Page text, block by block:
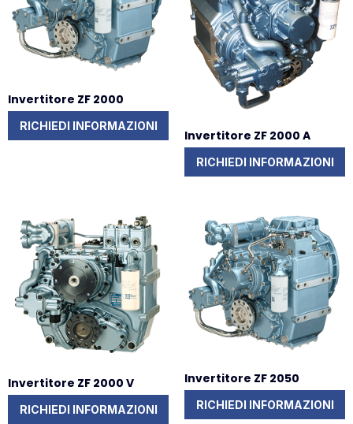
Invertitore ZF 2000
RICHIEDI INFORMAZIONI
Invertitore ZF 2000 A
RICHIEDI INFORMAZIONI
Invertitore ZF 2000 V
RICHIEDI INFORMAZIONI
Invertitore ZF 2050
RICHIEDI INFORMAZIONI